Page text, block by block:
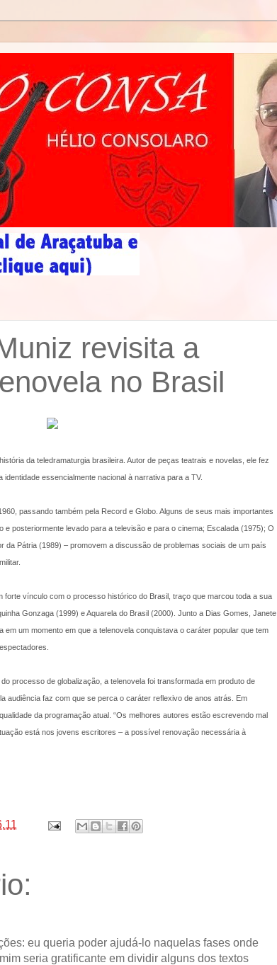
revisita a
no Brasil
da teledramaturgia brasileira. Autor de peças teatrais e novelas, ele fez
essencialmente nacional à narrativa para a TV.
passando também pela Record e Globo. Alguns de seus mais importantes
posteriormente levado para a televisão e para o cinema; Escalada (1975); O
da Pátria (1989) – promovem a discussão de problemas sociais de um país
forte vínculo com o processo histórico do Brasil, traço que marcou toda a sua
Gonzaga (1999) e Aquarela do Brasil (2000). Junto a Dias Gomes, Janete
um momento em que a telenovela conquistava o caráter popular que tem
processo de globalização, a telenovela foi transformada em produto de
audiência faz com que se perca o caráter reflexivo de anos atrás. Em
da programação atual. “Os melhores autores estão escrevendo mal
está nos jovens escritores – a possível renovação necessária à
eu queria poder ajudá-lo naquelas fases onde
seria gratificante em dividir alguns dos textos